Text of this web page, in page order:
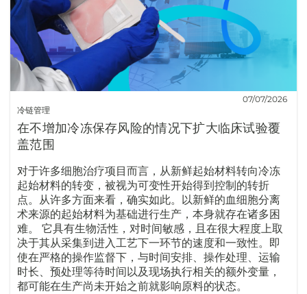
冷链管理
07/07/2026
在不增加冷冻保存风险的情况下扩大临床试验覆
盖范围
对于许多细胞治疗项目而言，从新鲜起始材料转向冷冻
起始材料的转变，被视为可变性开始得到控制的转折
点。从许多方面来看，确实如此。以新鲜的血细胞分离
术来源的起始材料为基础进行生产，本身就存在诸多困
难。 它具有生物活性，对时间敏感，且在很大程度上取
决于其从采集到进入工艺下一环节的速度和一致性。即
使在严格的操作监督下，与时间安排、操作处理、运输
时长、预处理等待时间以及现场执行相关的额外变量，
都可能在生产尚未开始之前就影响原料的状态。